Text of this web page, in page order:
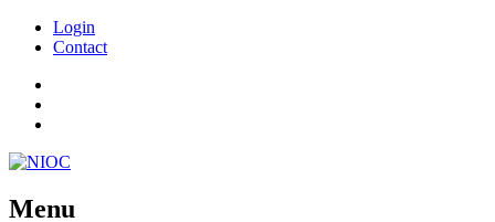
Login
Contact
Menu